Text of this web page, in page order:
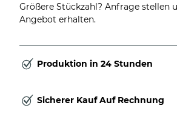
Größere Stückzahl? Anfrage stellen
Angebot erhalten.
Produktion in 24 Stunden
Sicherer Kauf Auf Rechnung